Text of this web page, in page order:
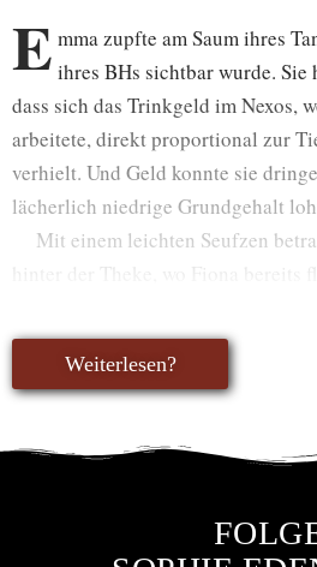
E mma zupfte am Saum ihres
ihres BHs sichtbar wurde.
dass sich das Trinkgeld im Nexos,
arbeitete, direkt proportional zur
verhielt. Und Geld konnte sie
lächerlich niedrige Grundgehalt
Mit einem leichten Seufzen
hinter der Theke, wo Fiona bereits
Weiterlesen?